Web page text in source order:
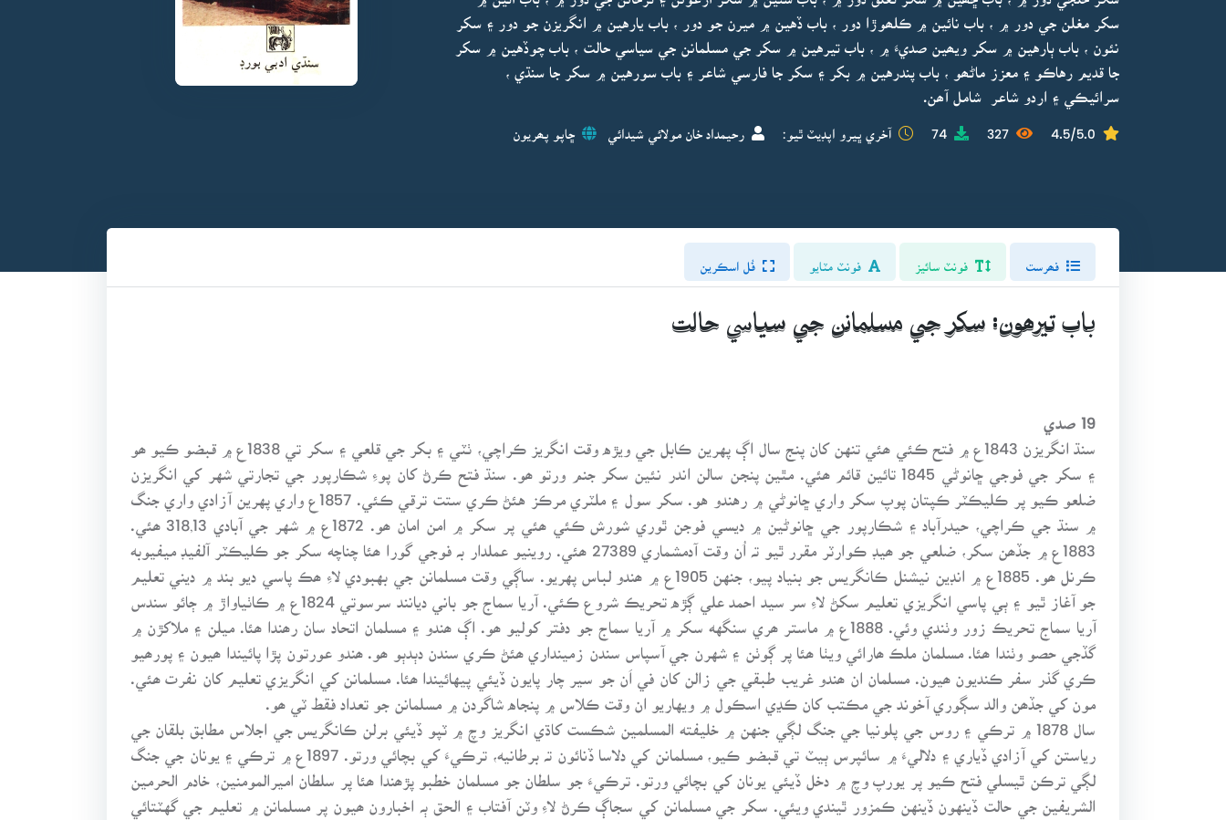
سکر مغلن جي دور ۾ ، باب نائين ۾ ڪلھوڙا دور ، باب ڏهين ۾ ميرن جو دور ، باب يارهين ۾ انگريزن جو دور ۽ سکر
نئون ، باب ٻارهين ۾ سکر ويھين صديءَ ۾ ، باب تيرهين ۾ سکر جي مسلمانن جي سياسي حالت ، باب چوڏهين ۾ سکر
جا قديم رهاڪو ۽ معزز ماڻھو ، باب پندرهين ۾ بکر ۽ سکر جا فارسي شاعر ۽ باب سورهين ۾ سکر جا سنڌي ،
سرائيڪي ۽ اردو شاعر شامل آھن.
4.5/5.0
327
74 آخري ڀيرو اپڊيٽ ٿيو: رحيمداد خان مولائي شيدائي ڇاپو پھريون
فونٽ سائيز فونٽ مٽايو فُل اسڪرين
باب تيرھون: سکر جي مسلمانن جي سياسي حالت
19 صدي
۽ سکر جي فوجي ڇانوڻي 1845 تائين قائم ھئي. مٿين پنجن سالن اندر نئين سکر جنم ورتو ھو. سنڌ فتح ڪرڻ کان پوءِ شڪارپور جي تجارتي شهر کي انگريزن
ضلعو ڪيو پر ڪليڪٽر ڪپتان پوپ سکر واري ڇانوڻي ۾ رهندو هو. سکر سول ۽ ملٽري مرڪز هئڻ ڪري ستت ترقي ڪئي. 1857ع واري پهرين آزادي واري جنگ
1883ع ۾ جڏھن سکر، ضلعي جو ھيڊ ڪوارٽر مقرر ٿيو تہ اُن وقت آدمشماري 27389 ھئي. روينيو عملدار بہ فوجي گورا ھئا چناچه سکر جو ڪليڪٽر آلفيڊ ميفيوبه
ڪرنل ھو. 1885ع ۾ انڊين نيشنل ڪانگريس جو بنياد پيو، جنهن 1905ع ۾ ھندو لباس پهريو. ساڳي وقت مسلمانن جي بهبودي لاءِ ھڪ پاسي ديو بند ۾ ديني تعليم
جو آغاز ٿيو ۽ ٻي پاسي انگريزي تعليم سکڻ لاءِ سر سيد احمد علي ڳڙه تحريڪ شروع ڪئي. آريا سماج جو باني ديانند سرسوتي 1824ع ۾ ڪاٺياواڙ ۾ ڄائو سندس
آريا سماج تحريڪ زور وٺندي وئي. 1888ع ۾ ماستر ھري سنگهه سکر ۾ آريا سماج جو دفتر کوليو ھو. اڳ ھندو ۽ مسلمان اتحاد سان رھندا ھئا. ميلن ۽ ملاکڙن ۾
گڏجي حصو وٺندا ھئا. مسلمان ملڪ ھارائي ويٺا ھئا پر ڳوٺن ۽ شهرن جي آسپاس سندن زمينداري ھئڻ ڪري سندن دٻدٻو ھو. ھندو عورتون پڙا پائيندا ھيون ۽ پورھيو
ڪري گذر سفر ڪنديون ھيون. مسلمان ان ھندو غريب طبقي جي زالن کان في اَن جو سير چار پايون ڏيئي پيهائيندا ھئا. مسلمانن کي انگريزي تعليم کان نفرت ھئي.
مون کي جڏھن والد سڳوري آخوند جي مڪتب کان ڪڍي اسڪول ۾ ويهاريو ان وقت ڪلاس ۾ پنجاه شاگردن ۾ مسلمانن جو تعداد فقط ٽي ھو.
سال 1878 ۾ ترڪي ۽ روس جي پلونيا جي جنگ لڳي جنهن ۾ خليفته المسلمين شڪست کاڌي انگريز وچ ۾ ٽپو ڏيئي برلن ڪانگريس جي اجلاس مطابق بلقان جي
رياستن کي آزادي ڏياري ۽ دلاليءَ ۾ سائپرس ٻيٽ تي قبضو ڪيو، مسلمانن کي دلاسا ڏنائون تہ برطانيه، ترڪيءَ کي بچائي ورتو. 1897ع ۾ ترڪي ۽ يونان جي جنگ
لڳي ترڪن ٿيسلي فتح ڪيو پر يورپ وچ ۾ دخل ڏيئي يونان کي بچائي ورتو. ترڪيءَ جو سلطان جو مسلمان خطبو پڙھندا ھئا پر سلطان اميرالمومنين، خادم الحرمين
الشريفين جي حالت ڏينهون ڏينهن ڪمزور ٿيندي ويئي. سکر جي مسلمانن کي سجاڳ ڪرڻ لاءِ وٽن آفتاب ۽ الحق ٻہ اخبارون ھيون پر مسلمانن ۾ تعليم جي گهٽتائي